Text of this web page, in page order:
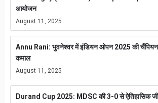
आयोजन
August 11, 2025
Annu Rani: भुवनेश्वर में इंडियन ओपन 2025 की
कमाल
August 11, 2025
Durand Cup 2025: MDSC की 3-0 से ऐतिहासिक